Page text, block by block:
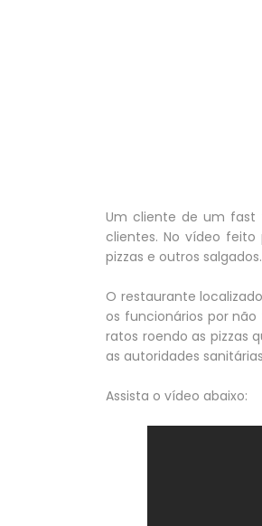
Um cliente de um fast
clientes. No vídeo
pizzas e outros salgados.
O restaurante
os funcionários por
ratos roendo as pizzas
as autoridades
Assista o vídeo abaixo: